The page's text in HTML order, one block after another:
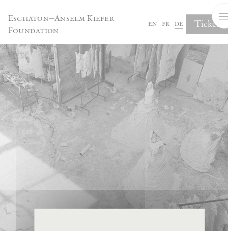
Eschaton—Anselm Kiefer
Foundation
en fr de Tickets